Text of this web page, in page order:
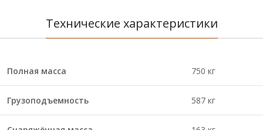
Технические характеристики
Полная масса 750 кг
Грузоподъемность 587 кг